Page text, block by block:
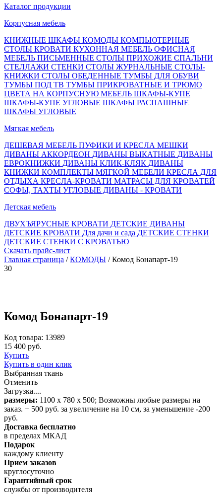
Каталог продукции
Корпусная мебель
КНИЖНЫЕ ШКАФЫ КОМОДЫ КОМПЬЮТЕРНЫЕ
СТОЛЫ КРОВАТИ КУХОННАЯ МЕБЕЛЬ ОФИСНАЯ
МЕБЕЛЬ ПИСЬМЕННЫЕ СТОЛЫ ПРИХОЖИЕ СПАЛЬНИ
СТЕЛЛАЖИ СТЕНКИ СТОЛЫ ЖУРНАЛЬНЫЕ СТОЛЫ-
КНИЖКИ СТОЛЫ ОБЕДЕННЫЕ ТУМБЫ ДЛЯ ОБУВИ
ТУМБЫ ПОД ТВ ТУМБЫ ПРИКРОВАТНЫЕ И ТРЮМО
ЦВЕТА НА КОРПУСНУЮ МЕБЕЛЬ ШКАФЫ-КУПЕ
ШКАФЫ-КУПЕ УГЛОВЫЕ ШКАФЫ РАСПАШНЫЕ
ШКАФЫ УГЛОВЫЕ
Мягкая мебель
ДЕШЕВАЯ МЕБЕЛЬ ПУФИКИ И КРЕСЛА МЕШКИ
ДИВАНЫ АККОРДЕОН ДИВАНЫ ВЫКАТНЫЕ ДИВАНЫ
ЕВРОКНИЖКИ ДИВАНЫ КЛИК-КЛЯК ДИВАНЫ
КНИЖКИ КОМПЛЕКТЫ МЯГКОЙ МЕБЕЛИ КРЕСЛА ДЛЯ
ОТДЫХА КРЕСЛА-КРОВАТИ МАТРАСЫ ДЛЯ КРОВАТЕЙ
СОФЫ, ТАХТЫ УГЛОВЫЕ ДИВАНЫ - КРОВАТИ
Детская мебель
ДВУХЪЯРУСНЫЕ КРОВАТИ ДЕТСКИЕ ДИВАНЫ
ДЕТСКИЕ КРОВАТИ Для дачи и сада ДЕТСКИЕ СТЕНКИ
ДЕТСКИЕ СТЕНКИ С КРОВАТЬЮ
Скачать прайс-лист
Главная страница /КОМОДЫ / Комод Бонапарт-19
30
Комод Бонапарт-19
Код товара: 13989
15 400 руб.
Купить
Купить в один клик
Выбранная ткань
Отменить
Загрузка....
размеры: 1100 х 780 х 500; Возможны любые размеры на
заказ. + 500 руб. за увеличение на 10 см, за уменьшение -200
руб.
Доставка бесплатно
в пределах МКАД
Подарок
каждому клиенту
Прием заказов
круглосуточно
Гарантийный срок
службы от производителя